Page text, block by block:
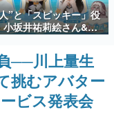
ュー数万以上！ などな
ミ渾身の“殿堂入り”記
作時のエピソードをお
）とは何か？を探ってい
”と「スピッキー」役
小坂井祐莉絵さん&パ
ンさんが集結。コミケ
リッカル』ブースの登
が発表
──川上量生
挑むアバター
ビス発表会